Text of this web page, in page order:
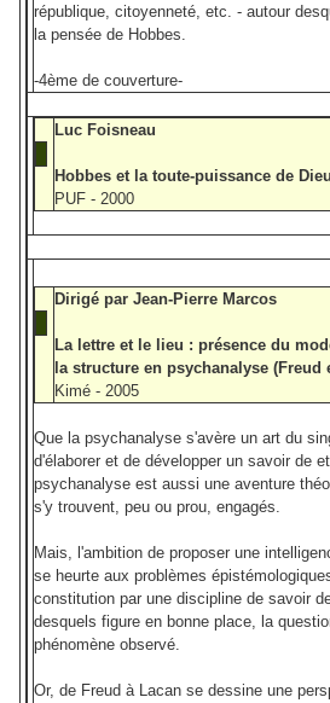
république, citoyenneté, etc. - autour
la pensée de Hobbes.
-4ème de couverture-
Luc Foisneau
Hobbes et la toute-puissance de Dieu
PUF - 2000
Dirigé par Jean-Pierre Marcos
La lettre et le lieu : présence du
la structure en psychanalyse (Freud
Kimé - 2005
Que la psychanalyse s'avère un art du
d'élaborer et de développer un savoir de
psychanalyse est aussi une aventure
s'y trouvent, peu ou prou, engagés.
Mais, l'ambition de proposer une
se heurte aux problèmes
constitution par une discipline de savoir
desquels figure en bonne place, la
phénomène observé.
Or, de Freud à Lacan se dessine une